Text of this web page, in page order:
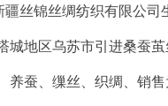
丝锦丝绸纺织有限公司
城地区乌苏市引进桑蚕
养蚕、缫丝、织绸、销